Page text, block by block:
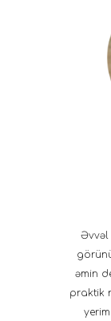
Əvvəl
əmin
praktik